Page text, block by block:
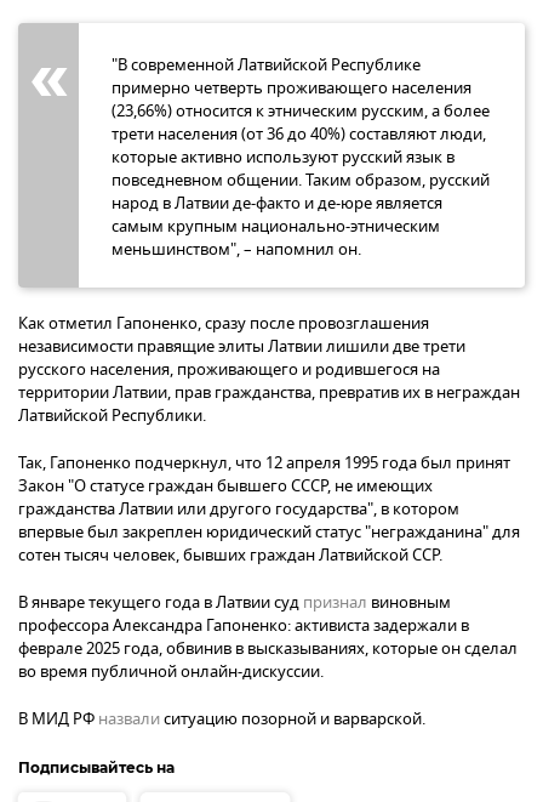
"В современной Латвийской Республике
примерно четверть проживающего населения
(23,66%) относится к этническим русским, а более
трети населения (от 36 до 40%) составляют люди,
которые активно используют русский язык в
повседневном общении. Таким образом, русский
народ в Латвии де-факто и де-юре является
самым крупным национально-этническим
меньшинством", – напомнил он.
Как отметил Гапоненко, сразу после провозглашения
независимости правящие элиты Латвии лишили две трети
русского населения, проживающего и родившегося на
территории Латвии, прав гражданства, превратив их в неграждан
Латвийской Республики.
Так, Гапоненко подчеркнул, что 12 апреля 1995 года был принят
Закон "О статусе граждан бывшего СССР, не имеющих
гражданства Латвии или другого государства", в котором
впервые был закреплен юридический статус "негражданина" для
сотен тысяч человек, бывших граждан Латвийской ССР.
В январе текущего года в Латвии суд признал виновным
профессора Александра Гапоненко: активиста задержали в
феврале 2025 года, обвинив в высказываниях, которые он сделал
во время публичной онлайн-дискуссии.
В МИД РФ назвалиситуацию позорной и варварской.
Подписывайтесь на